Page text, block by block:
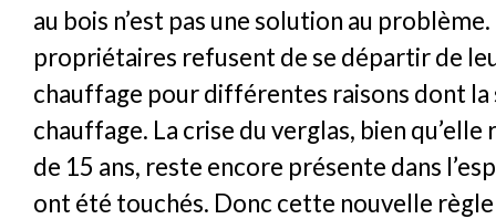
au bois n’est pas une solution au
propriétaires refusent de se départir de
chauffage pour différentes raisons dont la
chauffage. La crise du verglas, bien qu’elle
de 15 ans, reste encore présente dans
ont été touchés. Donc cette nouvelle